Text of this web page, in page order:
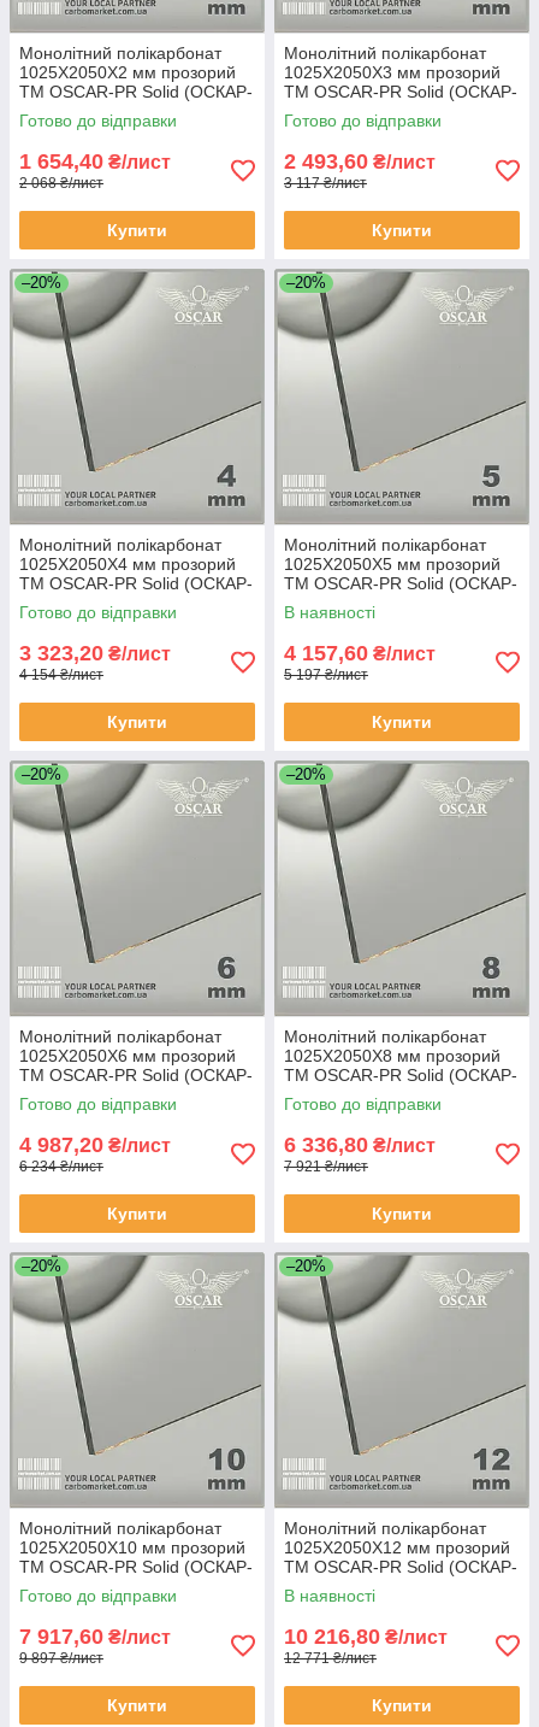
Монолітний полікарбонат
1025Х2050Х2 мм прозорий
TM OSCAR-PR Solid (ОСКАР-
Преміум) Сербія
Готово до відправки
1 654,40 ₴/лист
2 068 ₴/лист
Купити
Монолітний полікарбонат
1025Х2050Х3 мм прозорий
TM OSCAR-PR Solid (ОСКАР-
Преміум) Сербія
Готово до відправки
2 493,60 ₴/лист
3 117 ₴/лист
Купити
–20%
Монолітний полікарбонат
1025Х2050Х4 мм прозорий
TM OSCAR-PR Solid (ОСКАР-
Преміум) Сербія
Готово до відправки
3 323,20 ₴/лист
4 154 ₴/лист
Купити
–20%
Монолітний полікарбонат
1025Х2050Х5 мм прозорий
TM OSCAR-PR Solid (ОСКАР-
Преміум) Сербія
В наявності
4 157,60 ₴/лист
5 197 ₴/лист
Купити
–20%
Монолітний полікарбонат
1025Х2050Х6 мм прозорий
TM OSCAR-PR Solid (ОСКАР-
Преміум) Сербія
Готово до відправки
4 987,20 ₴/лист
6 234 ₴/лист
Купити
–20%
Монолітний полікарбонат
1025Х2050Х8 мм прозорий
TM OSCAR-PR Solid (ОСКАР-
Преміум) Сербія
Готово до відправки
6 336,80 ₴/лист
7 921 ₴/лист
Купити
–20%
Монолітний полікарбонат
1025Х2050Х10 мм прозорий
TM OSCAR-PR Solid (ОСКАР-
Преміум) Сербія
Готово до відправки
7 917,60 ₴/лист
9 897 ₴/лист
Купити
–20%
Монолітний полікарбонат
1025Х2050Х12 мм прозорий
TM OSCAR-PR Solid (ОСКАР-
Преміум) Сербія
В наявності
10 216,80 ₴/лист
12 771 ₴/лист
Купити